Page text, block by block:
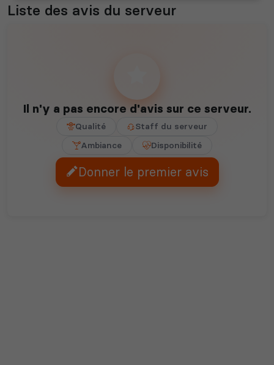
Liste des avis du serveur
Il n'y a pas encore d'avis sur ce serveur.
Qualité
Staff du serveur
Ambiance
Disponibilité
Donner le premier avis